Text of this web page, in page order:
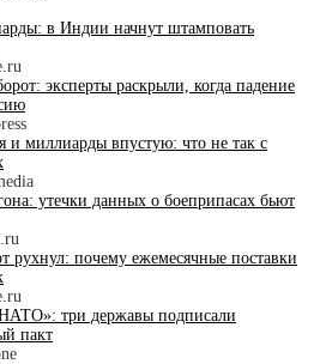
в Индии начнут штамповать
эксперты раскрыли, когда падение
и миллиарды впустую: что не так с
утечки данных о боеприпасах бьют
рухнул: почему ежемесячные поставки
три державы подписали
пакт